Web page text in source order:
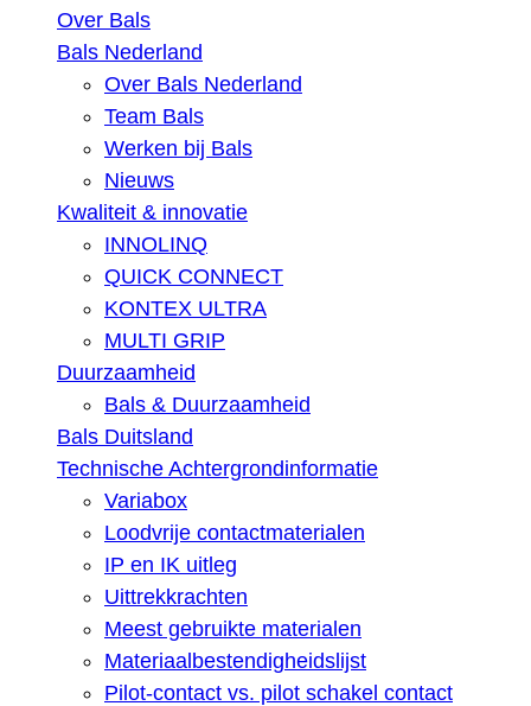
Over Bals
Bals Nederland
Over Bals Nederland
Team Bals
Werken bij Bals
Nieuws
Kwaliteit & innovatie
INNOLINQ
QUICK CONNECT
KONTEX ULTRA
MULTI GRIP
Duurzaamheid
Bals & Duurzaamheid
Bals Duitsland
Technische Achtergrondinformatie
Variabox
Loodvrije contactmaterialen
IP en IK uitleg
Uittrekkrachten
Meest gebruikte materialen
Materiaalbestendigheidslijst
Pilot-contact vs. pilot schakel contact